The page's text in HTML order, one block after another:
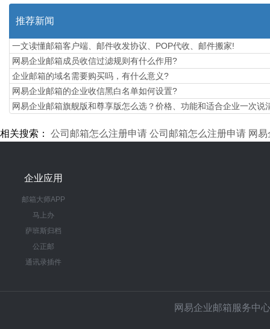
推荐新闻
一文读懂邮箱客户端、邮件收发协议、POP代收、邮件搬家!
网易企业邮箱成员收信过滤规则有什么作用?
企业邮箱的域名需要购买吗，有什么意义?
网易企业邮箱的企业收信黑白名单如何设置?
网易企业邮箱旗舰版和尊享版怎么选？价格、功能和适合企业一次说
相关搜索： 公司邮箱怎么注册申请 公司邮箱怎么注册申请 网
企业应用
邮箱大师APP
马上办
萨班斯归档
公正邮
通讯录插件
网易企业邮箱服务